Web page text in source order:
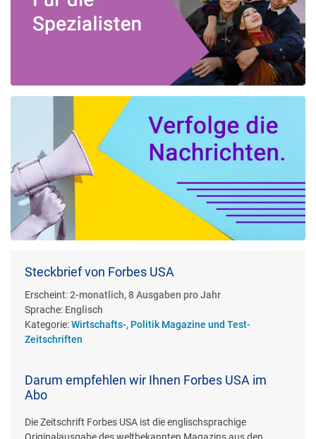
Steckbrief von Forbes USA
Erscheint:2-monatlich, 8 Ausgaben pro Jahr
Sprache: Englisch
Kategorie:Wirtschafts-, Politik Magazine und Test-
Zeitschriften
Darum empfehlen wir Ihnen Forbes USA im
Abo
Die Zeitschrift Forbes USA ist die englischsprachige
Originalausgabe des weltbekannten Magazins aus den